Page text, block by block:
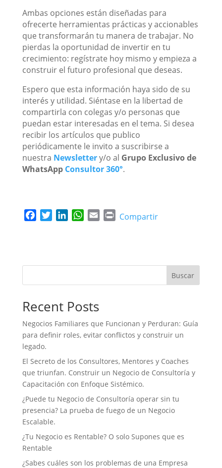
Ambas opciones están diseñadas para
ofrecerte herramientas prácticas y accionables
que transformarán tu manera de trabajar. No
pierdas la oportunidad de invertir en tu
crecimiento: regístrate hoy mismo y empieza a
construir el futuro profesional que deseas.
Espero que esta información haya sido de su
interés y utilidad. Siéntase en la libertad de
compartirla con colegas y/o personas que
puedan estar interesadas en el tema. Si desea
recibir los artículos que publico
periódicamente le invito a suscribirse a
nuestra Newslettery/o al Grupo Exclusivo de
WhatsApp Consultor 360°.
b
o
t
r
e
I
W
s
p
l
P
t
Compartir
Buscar
Recent Posts
Negocios Familiares que Funcionan y Perduran: Guía
para definir roles, evitar conflictos y construir un
legado.
El Secreto de los Consultores, Mentores y Coaches
que triunfan. Construir un Negocio de Consultoría y
Capacitación con Enfoque Sistémico.
¿Puede tu Negocio de Consultoría operar sin tu
presencia? La prueba de fuego de un Negocio
Escalable.
¿Tu Negocio es Rentable? O solo Supones que es
Rentable
¿Sabes cuáles son los problemas de una Empresa